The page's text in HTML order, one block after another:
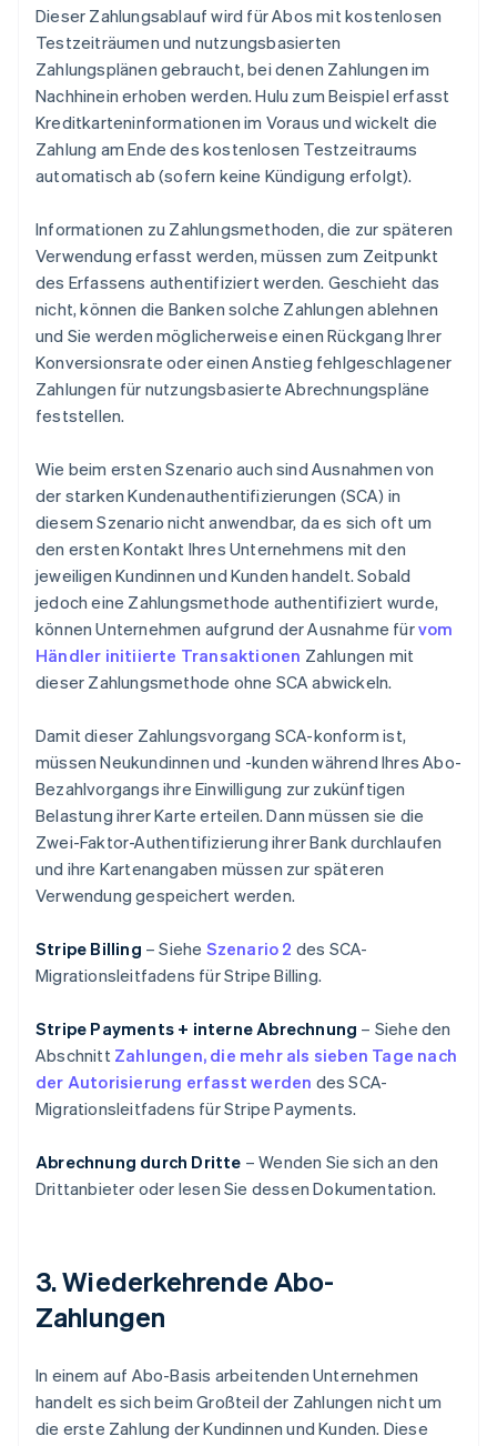
Dieser Zahlungsablauf wird für Abos mit kostenlosen
Testzeiträumen und nutzungsbasierten
Zahlungsplänen gebraucht, bei denen Zahlungen im
Nachhinein erhoben werden. Hulu zum Beispiel erfasst
Kreditkarteninformationen im Voraus und wickelt die
Zahlung am Ende des kostenlosen Testzeitraums
automatisch ab (sofern keine Kündigung erfolgt).
Informationen zu Zahlungsmethoden, die zur späteren
Verwendung erfasst werden, müssen zum Zeitpunkt
des Erfassens authentifiziert werden. Geschieht das
nicht, können die Banken solche Zahlungen ablehnen
und Sie werden möglicherweise einen Rückgang Ihrer
Konversionsrate oder einen Anstieg fehlgeschlagener
Zahlungen für nutzungsbasierte Abrechnungspläne
feststellen.
Wie beim ersten Szenario auch sind Ausnahmen von
der starken Kundenauthentifizierungen (SCA) in
diesem Szenario nicht anwendbar, da es sich oft um
den ersten Kontakt Ihres Unternehmens mit den
jeweiligen Kundinnen und Kunden handelt. Sobald
jedoch eine Zahlungsmethode authentifiziert wurde,
können Unternehmen aufgrund der Ausnahme fürvom
Händler initiierte Transaktionen Zahlungen mit
dieser Zahlungsmethode ohne SCA abwickeln.
Damit dieser Zahlungsvorgang SCA-konform ist,
müssen Neukundinnen und -kunden während Ihres Abo-
Bezahlvorgangs ihre Einwilligung zur zukünftigen
Belastung ihrer Karte erteilen. Dann müssen sie die
Zwei-Faktor-Authentifizierung ihrer Bank durchlaufen
und ihre Kartenangaben müssen zur späteren
Verwendung gespeichert werden.
Stripe Billing – Siehe Szenario 2 des SCA-
Migrationsleitfadens für Stripe Billing.
Stripe Payments + interne Abrechnung – Siehe den
Abschnitt Zahlungen, die mehr als sieben Tage nach
der Autorisierung erfasst werden des SCA-
Migrationsleitfadens für Stripe Payments.
Abrechnung durch Dritte – Wenden Sie sich an den
Drittanbieter oder lesen Sie dessen Dokumentation.
3. Wiederkehrende Abo-
Zahlungen
In einem auf Abo-Basis arbeitenden Unternehmen
handelt es sich beim Großteil der Zahlungen nicht um
die erste Zahlung der Kundinnen und Kunden. Diese